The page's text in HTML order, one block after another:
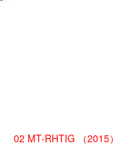
02 MT-RHTIG （2015）